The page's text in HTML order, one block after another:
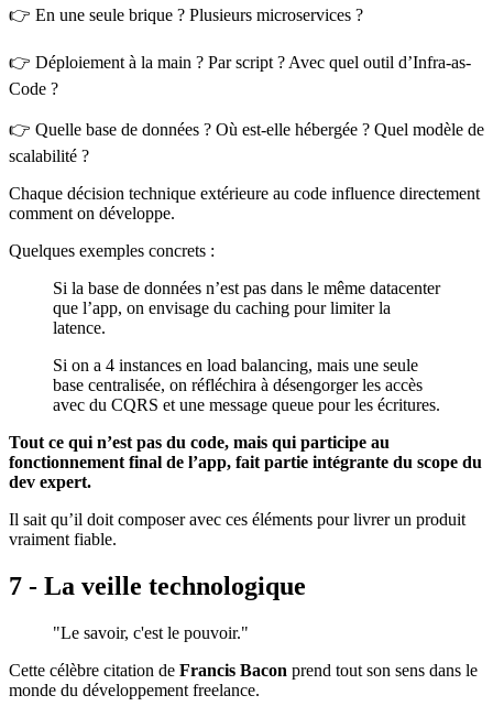
👉 En une seule brique ? Plusieurs microservices ?
👉 Déploiement à la main ? Par script ? Avec quel outil d’Infra-as-
Code ?
👉 Quelle base de données ? Où est-elle hébergée ? Quel modèle de
scalabilité ?
Chaque décision technique extérieure au code influence directement
comment on développe.
Quelques exemples concrets :
Si la base de données n’est pas dans le même datacenter
que l’app, on envisage du caching pour limiter la
latence.
Si on a 4 instances en load balancing, mais une seule
base centralisée, on réfléchira à désengorger les accès
avec du CQRS et une message queue pour les écritures.
Tout ce qui n’est pas du code, mais qui participe au
fonctionnement final de l’app, fait partie intégrante du scope du
dev expert.
Il sait qu’il doit composer avec ces éléments pour livrer un produit
vraiment fiable.
7 - La veille technologique
"Le savoir, c'est le pouvoir."
Cette célèbre citation de Francis Bacon prend tout son sens dans le
monde du développement freelance.